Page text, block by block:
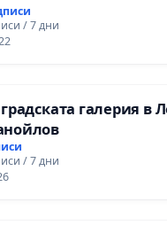
/ 7 дни
галерия в
/ 7 дни